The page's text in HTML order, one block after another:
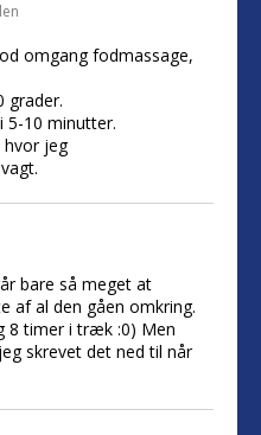
omgang fodmassage,
grader.
5-10 minutter.
hvor jeg
bare så meget at
af al den gåen omkring.
8 timer i træk :0) Men
skrevet det ned til når